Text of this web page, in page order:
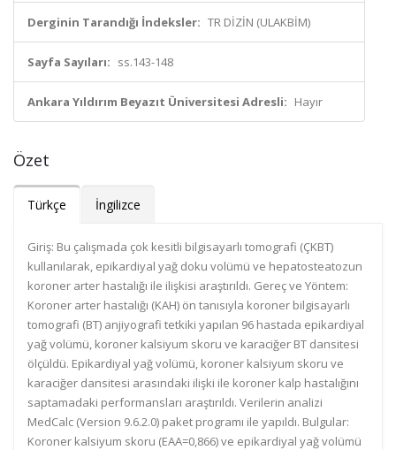
Derginin Tarandığı İndeksler: TR DİZİN (ULAKBİM)
Sayfa Sayıları: ss.143-148
Ankara Yıldırım Beyazıt Üniversitesi Adresli: Hayır
Özet
Türkçe İngilizce
Giriş: Bu çalışmada çok kesitli bilgisayarlı tomografi (ÇKBT)
kullanılarak, epikardiyal yağ doku volümü ve hepatosteatozun
koroner arter hastalığı ile ilişkisi araştırıldı. Gereç ve Yöntem:
Koroner arter hastalığı (KAH) ön tanısıyla koroner bilgisayarlı
tomografi (BT) anjiyografi tetkiki yapılan 96 hastada epikardiyal
yağ volümü, koroner kalsiyum skoru ve karaciğer BT dansitesi
ölçüldü. Epikardiyal yağ volümü, koroner kalsiyum skoru ve
karaciğer dansitesi arasındaki ilişki ile koroner kalp hastalığını
saptamadaki performansları araştırıldı. Verilerin analizi
MedCalc (Version 9.6.2.0) paket programı ile yapıldı. Bulgular:
Koroner kalsiyum skoru (EAA=0,866) ve epikardiyal yağ volümü